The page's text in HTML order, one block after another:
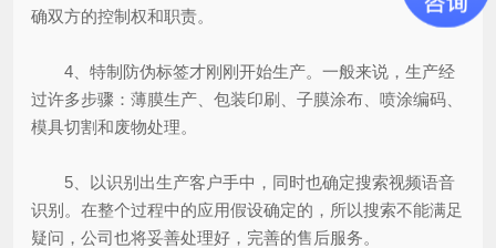
确双方的控制权和职责。
4、特制防伪标签才刚刚开始生产。一般来说，生产经
过许多步骤：薄膜生产、包装印刷、子膜涂布、喷涂编码、
模具切割和废物处理。
5、以识别出生产客户手中，同时也确定搜索视频语音
识别。在整个过程中的应用假设确定的，所以搜索不能满足
疑问，公司也将妥善处理好，完善的售后服务。